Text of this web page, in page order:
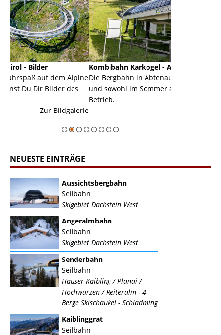
Alpine
des
Kombibahn Karkogel - Abtenau - Salzburg
Die Bergbahn in Abtenau ist eine Kombibahn
und sowohl im Sommer als auch im Winter in
NEUESTE EINTRÄGE
Aussichtsbergbahn
Seilbahn
Skigebiet Dachstein West
Angeralmbahn
Seilbahn
Skigebiet Dachstein West
Senderbahn
Seilbahn
Hauser Kaibling / Planai /
Hochwurzen / Reiteralm - 4-
Berge Skischaukel - Schladming
Kaiblinggrat
Seilbahn